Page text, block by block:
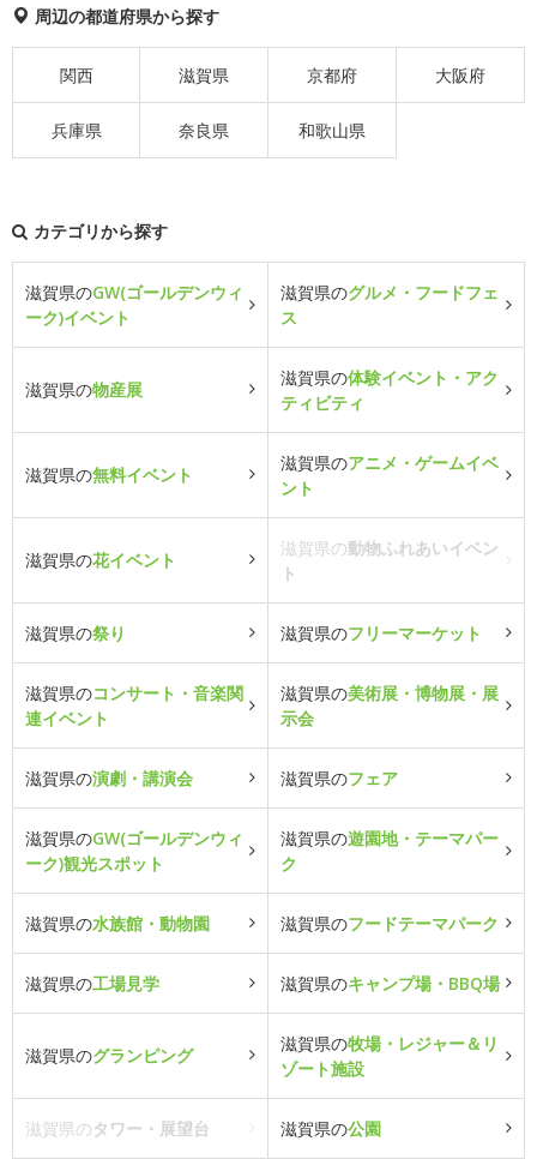
周辺の都道府県から探す
関西 滋賀県 京都府 大阪府
兵庫県 奈良県 和歌山県
カテゴリから探す
滋賀県のGW(ゴールデンウィ
ーク)イベント
滋賀県のグルメ・フードフェ
ス
滋賀県の物産展
滋賀県の体験イベント・アク
ティビティ
滋賀県の無料イベント
滋賀県のアニメ・ゲームイベ
ント
滋賀県の花イベント
滋賀県の動物ふれあいイベン
ト
滋賀県の祭り 滋賀県のフリーマーケット
滋賀県のコンサート・音楽関
連イベント
滋賀県の美術展・博物展・展
示会
滋賀県の演劇・講演会 滋賀県のフェア
滋賀県のGW(ゴールデンウィ
ーク)観光スポット
滋賀県の遊園地・テーマパー
ク
滋賀県の水族館・動物園 滋賀県のフードテーマパーク
滋賀県の工場見学 滋賀県のキャンプ場・BBQ場
滋賀県のグランピング
滋賀県の牧場・レジャー＆リ
ゾート施設
滋賀県のタワー・展望台 滋賀県の公園